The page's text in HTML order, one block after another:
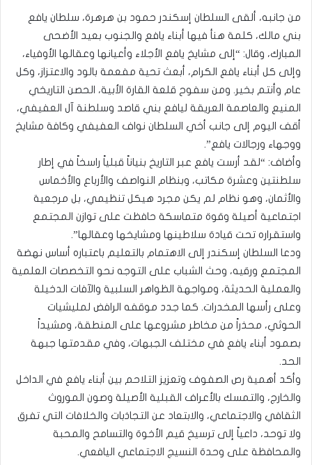
من جانبه، ألقى السلطان إسكندر حمود بن هرهرة، سلطان يافع
بني مالك، كلمة هنأ فيها أبناء يافع والجنوب بعيد الأضحى
المبارك، وقال: “إلى مشايخ يافع الأجلاء وأعيانها وعقالها الأوفياء،
وإلى كل أبناء يافع الكرام، أبعث تحية مفعمة بالود والاعتزاز، وكل
عام وأنتم بخير. ومن سفوح قلعة القارة الأبية، الحصن التاريخي
المنيع والعاصمة العريقة ليافع بني قاصد وسلطنة آل العفيفي،
أقف اليوم إلى جانب أخي السلطان نواف العفيفي وكافة مشايخ
ووجهاء ورجالات يافع”.
وأضاف: “لقد أرست يافع عبر التاريخ بنياناً قبلياً راسخاً في إطار
سلطنتين وعشرة مكاتب، وبنظام النواصف والأرباع والأخماس
والأثمان، وهو نظام لم يكن مجرد هيكل تنظيمي، بل مرجعية
اجتماعية أصيلة وقوة متماسكة حافظت على توازن المجتمع
واستقراره تحت قيادة سلاطينها ومشايخها وعقالها”.
ودعا السلطان إسكندر إلى الاهتمام بالتعليم باعتباره أساس نهضة
المجتمع ورقيه، وحث الشباب على التوجه نحو التخصصات العلمية
والعملية الحديثة، ومواجهة الظواهر السلبية والآفات الدخيلة
وعلى رأسها المخدرات. كما جدد موقفه الرافض لمليشيات
الحوثي، محذراً من مخاطر مشروعها على المنطقة، ومشيداً
بصمود أبناء يافع في مختلف الجبهات، وفي مقدمتها جبهة
الحد.
وأكد أهمية رص الصفوف وتعزيز التلاحم بين أبناء يافع في الداخل
والخارج، والتمسك بالأعراف القبلية الأصيلة وصون الموروث
الثقافي والاجتماعي، والابتعاد عن التجاذبات والخلافات التي تفرق
ولا توحد، داعياً إلى ترسيخ قيم الأخوة والتسامح والمحبة
والمحافظة على وحدة النسيج الاجتماعي اليافعي.